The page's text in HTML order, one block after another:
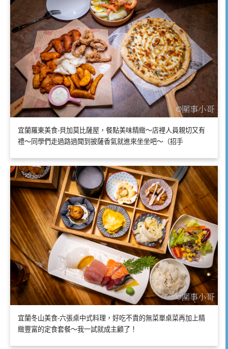
宜蘭羅東美食-貝加莫比薩屋，餐點美味精緻～店裡人員親切又有
禮～同學們走過路過聞到披薩香氣就進來坐坐吧～（招手
宜蘭冬山美食-六張桌中式料理，好吃不貴的無菜單桌菜再加上精
緻豐富的定食套餐～我一試就成主顧了！